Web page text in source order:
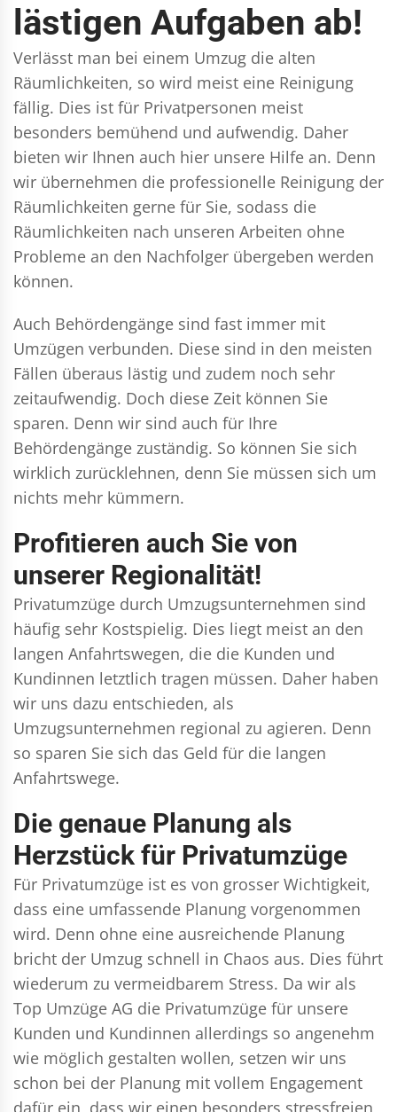
lästigen Aufgaben ab!
Verlässt man bei einem Umzug die alten
Räumlichkeiten, so wird meist eine Reinigung
fällig. Dies ist für Privatpersonen meist
besonders bemühend und aufwendig. Daher
bieten wir Ihnen auch hier unsere Hilfe an. Denn
wir übernehmen die professionelle Reinigung der
Räumlichkeiten gerne für Sie, sodass die
Räumlichkeiten nach unseren Arbeiten ohne
Probleme an den Nachfolger übergeben werden
können.
Auch Behördengänge sind fast immer mit
Umzügen verbunden. Diese sind in den meisten
Fällen überaus lästig und zudem noch sehr
zeitaufwendig. Doch diese Zeit können Sie
sparen. Denn wir sind auch für Ihre
Behördengänge zuständig. So können Sie sich
wirklich zurücklehnen, denn Sie müssen sich um
nichts mehr kümmern.
Profitieren auch Sie von
unserer Regionalität!
Privatumzüge durch Umzugsunternehmen sind
häufig sehr Kostspielig. Dies liegt meist an den
langen Anfahrtswegen, die die Kunden und
Kundinnen letztlich tragen müssen. Daher haben
wir uns dazu entschieden, als
Umzugsunternehmen regional zu agieren. Denn
so sparen Sie sich das Geld für die langen
Anfahrtswege.
Die genaue Planung als
Herzstück für Privatumzüge
Für Privatumzüge ist es von grosser Wichtigkeit,
dass eine umfassende Planung vorgenommen
wird. Denn ohne eine ausreichende Planung
bricht der Umzug schnell in Chaos aus. Dies führt
wiederum zu vermeidbarem Stress. Da wir als
Top Umzüge AG die Privatumzüge für unsere
Kunden und Kundinnen allerdings so angenehm
wie möglich gestalten wollen, setzen wir uns
schon bei der Planung mit vollem Engagement
dafür ein, dass wir einen besonders stressfreien